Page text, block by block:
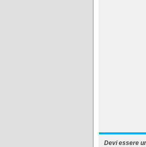
Devi essere